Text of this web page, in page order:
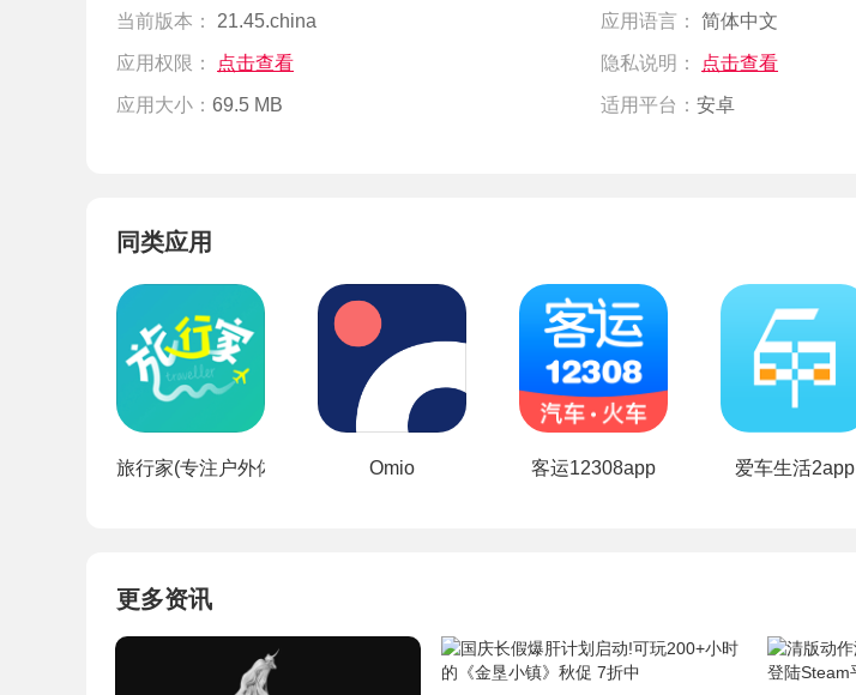
当前版本： 21.45.china 应用语言： 简体中文
应用权限： 点击查看 隐私说明： 点击查看
应用大小： 69.5 MB 适用平台： 安卓
同类应用
旅行家(专注户外体验式旅游) Omio 客运12308app 爱车生活2app
更多资讯